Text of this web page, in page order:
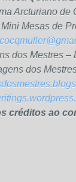
Arcturiano de
Mesas de
dos Mestres –
dos
créditos ao